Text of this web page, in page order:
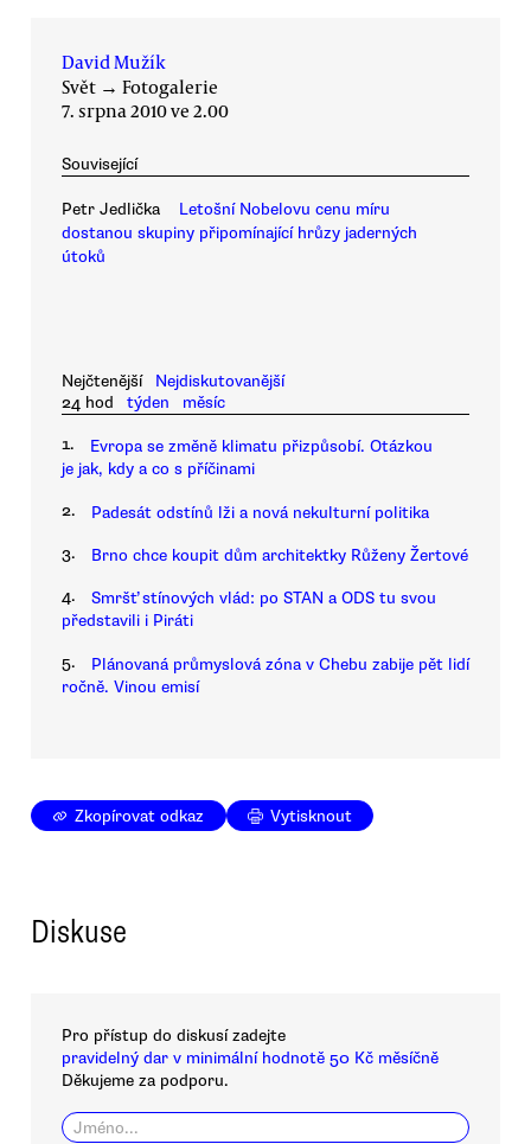
David Mužík
Svět → Fotogalerie
7. srpna 2010 ve 2.00
Související
Petr Jedlička
Letošní Nobelovu cenu míru
dostanou skupiny připomínající hrůzy jaderných
útoků
Nejčtenější
Nejdiskutovanější
24 hod
týden měsíc
1.
Evropa se změně klimatu přizpůsobí. Otázkou
je jak, kdy a co s příčinami
2. Padesát odstínů lži a nová nekulturní politika
3. Brno chce koupit dům architektky Růženy Žertové
4.
Smršť stínových vlád: po STAN a ODS tu svou
představili i Piráti
5.
Plánovaná průmyslová zóna v Chebu zabije pět lidí
ročně. Vinou emisí
Zkopírovat odkaz Vytisknout
Diskuse
Pro přístup do diskusí zadejte
pravidelný dar v minimální hodnotě 50 Kč měsíčně
Děkujeme za podporu.